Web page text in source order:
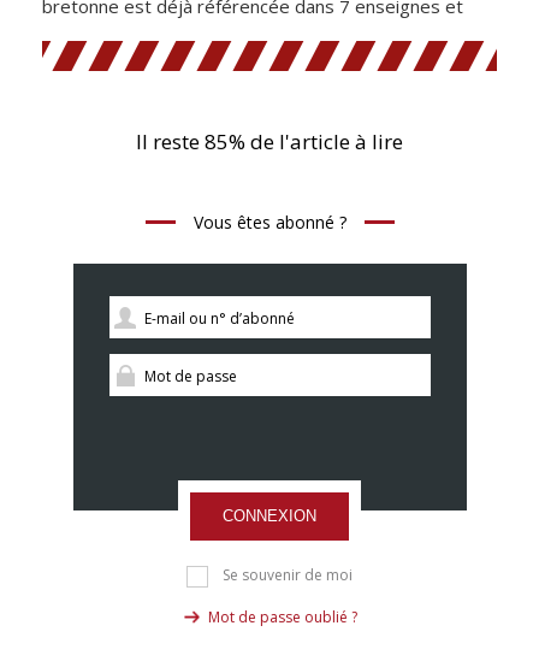
bretonne est déjà référencée dans 7 enseignes et
Il reste 85% de l'article à lire
Vous êtes abonné ?
CONNEXION
Se souvenir de moi
Mot de passe oublié ?